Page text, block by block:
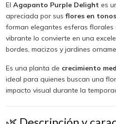
El Agapanto Purple Delight es
apreciada por sus flores en
forman elegantes esferas florales
vibrante lo convierte en una
bordes, macizos y jardines
Es una planta de crecimiento
ideal para quienes buscan una
impacto visual durante la